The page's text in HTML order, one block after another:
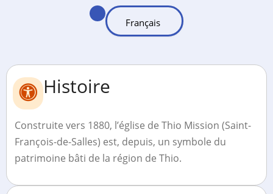
Histoire
Construite vers 1880, l’église de Thio Mission (Saint-
François-de-Salles) est, depuis, un symbole du
patrimoine bâti de la région de Thio.